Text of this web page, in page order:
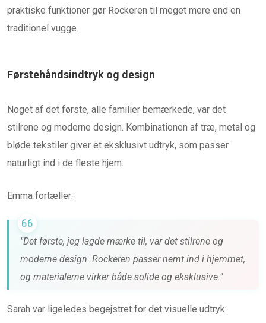
praktiske funktioner gør Rockeren til meget mere end en
traditionel vugge.
Førstehåndsindtryk og design
Noget af det første, alle familier bemærkede, var det
stilrene og moderne design. Kombinationen af træ, metal og
bløde tekstiler giver et eksklusivt udtryk, som passer
naturligt ind i de fleste hjem.
Emma fortæller:
"Det første, jeg lagde mærke til, var det stilrene og
moderne design. Rockeren passer nemt ind i hjemmet,
og materialerne virker både solide og eksklusive."
Sarah var ligeledes begejstret for det visuelle udtryk: